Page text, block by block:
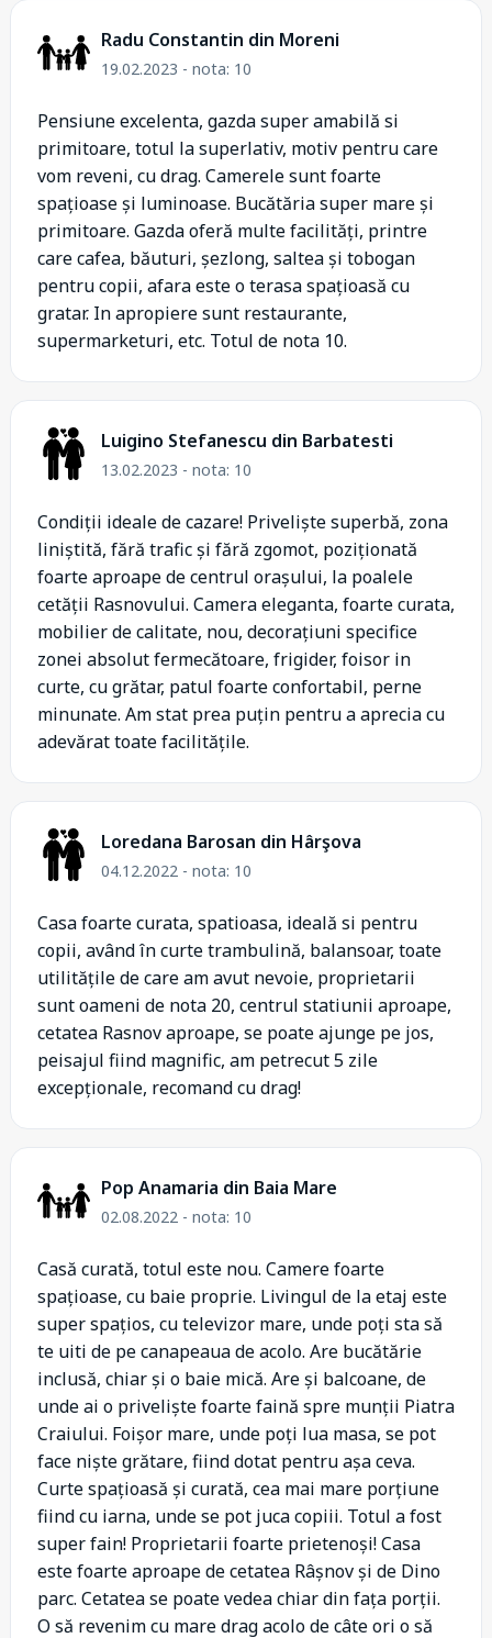
Radu Constantin din Moreni
19.02.2023 - nota: 10
Pensiune excelenta, gazda super amabilă si
primitoare, totul la superlativ, motiv pentru care
vom reveni, cu drag. Camerele sunt foarte
spațioase și luminoase. Bucătăria super mare și
primitoare. Gazda oferă multe facilități, printre
care cafea, băuturi, șezlong, saltea și tobogan
pentru copii, afara este o terasa spațioasă cu
gratar. In apropiere sunt restaurante,
supermarketuri, etc. Totul de nota 10.
Luigino Stefanescu din Barbatesti
13.02.2023 - nota: 10
Condiții ideale de cazare! Priveliște superbă, zona
liniștită, fără trafic și fără zgomot, poziționată
foarte aproape de centrul orașului, la poalele
cetății Rasnovului. Camera eleganta, foarte curata,
mobilier de calitate, nou, decorațiuni specifice
zonei absolut fermecătoare, frigider, foisor in
curte, cu grătar, patul foarte confortabil, perne
minunate. Am stat prea puțin pentru a aprecia cu
adevărat toate facilitățile.
Loredana Barosan din Hârşova
04.12.2022 - nota: 10
Casa foarte curata, spatioasa, ideală si pentru
copii, având în curte trambulină, balansoar, toate
utilitățile de care am avut nevoie, proprietarii
sunt oameni de nota 20, centrul statiunii aproape,
cetatea Rasnov aproape, se poate ajunge pe jos,
peisajul fiind magnific, am petrecut 5 zile
excepționale, recomand cu drag!
Pop Anamaria din Baia Mare
02.08.2022 - nota: 10
Casă curată, totul este nou. Camere foarte
spațioase, cu baie proprie. Livingul de la etaj este
super spațios, cu televizor mare, unde poți sta să
te uiti de pe canapeaua de acolo. Are bucătărie
inclusă, chiar și o baie mică. Are și balcoane, de
unde ai o priveliște foarte faină spre munții Piatra
Craiului. Foișor mare, unde poți lua masa, se pot
face niște grătare, fiind dotat pentru așa ceva.
Curte spațioasă și curată, cea mai mare porțiune
fiind cu iarna, unde se pot juca copiii. Totul a fost
super fain! Proprietarii foarte prietenoși! Casa
este foarte aproape de cetatea Râșnov și de Dino
parc. Cetatea se poate vedea chiar din fața porții.
O să revenim cu mare drag acolo de câte ori o să